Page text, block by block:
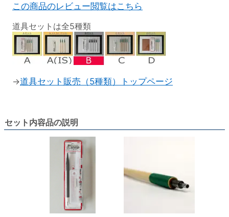
この商品のレビュー閲覧はこちら
道具セットは全5種類
→道具セット販売（5種類）トップページ
セット内容品の説明